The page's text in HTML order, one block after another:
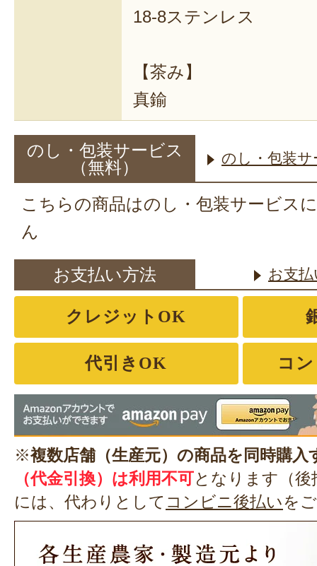
18-8ステンレス
【茶み】
真鍮
のし・包装サービス
（無料）
のし・包装
こちらの商品はのし・包装サービス
ん
お支払い方法 お支
クレジットOK
代引きOK コ
※複数店舗（生産元）の商品を同時購入
（代金引換）は利用不可となります（
には、代わりとして コンビニ後払いを